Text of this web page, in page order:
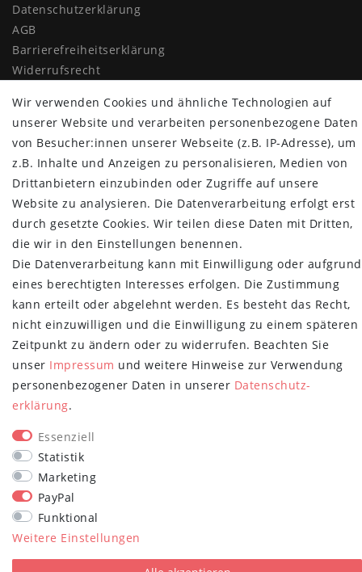
Daten­schutz­erklärung
AGB
Barrierefreiheitserklärung
Widerrufs­recht
MYPOPUPCLUB
Über uns
Retoure
Versand- und Zahlungsbedingungen
NEWSLETTER
E-MAIL **
Newsletter
Honig
Hiermit bestätige ich, dass ich dieDaten­schutz­erklärunggelesen habe.
Meine Einwilligung kann ich jederzeit widerrufen.**
Abonnieren
** Hierbei handelt es sich um ein Pflichtfeld.
Wir verwenden Cookies und ähnliche Technologien auf
unserer Website und verarbeiten personenbezogene Daten
von Besucher:innen unserer Webseite (z.B. IP-Adresse), um
z.B. Inhalte und Anzeigen zu personalisieren, Medien von
Drittanbietern einzubinden oder Zugriffe auf unsere
Website zu analysieren. Die Datenverarbeitung erfolgt erst
durch gesetzte Cookies. Wir teilen diese Daten mit Dritten,
die wir in den Einstellungen benennen.
Die Datenverarbeitung kann mit Einwilligung oder aufgrund
eines berechtigten Interesses erfolgen. Die Zustimmung
kann erteilt oder abgelehnt werden. Es besteht das Recht,
nicht einzuwilligen und die Einwilligung zu einem späteren
Zeitpunkt zu ändern oder zu widerrufen. Beachten Sie
unser Impressum und weitere Hinweise zur Verwendung
personenbezogener Daten in unserer Daten­schutz­
erklärung.
Essenziell
Statistik
Marketing
PayPal
Funktional
Weitere Einstellungen
plentymarkets Template von